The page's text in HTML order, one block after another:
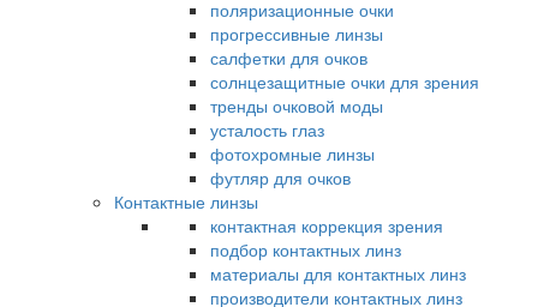
поляризационные очки
прогрессивные линзы
салфетки для очков
солнцезащитные очки для зрения
тренды очковой моды
усталость глаз
фотохромные линзы
футляр для очков
Контактные линзы
контактная коррекция зрения
подбор контактных линз
материалы для контактных линз
производители контактных линз